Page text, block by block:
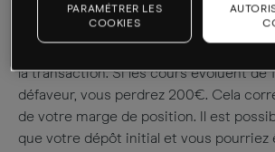
achetez pour une valeur de 2 000€ en
taux de marge applicable est de 5%,
la transaction. Si les cours évoluent de
défaveur, vous perdrez 200€. Cela
de votre marge de position. Il est
que votre dépôt initial et vous pourriez
PARAMÉTRER LES
COOKIES